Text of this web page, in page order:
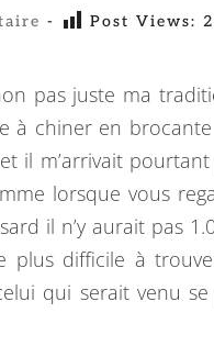
- Post Views:
pas juste ma
à chiner en
il m’arrivait
lorsque vous
il n’y aurait pas
plus difficile à
qui serait venu